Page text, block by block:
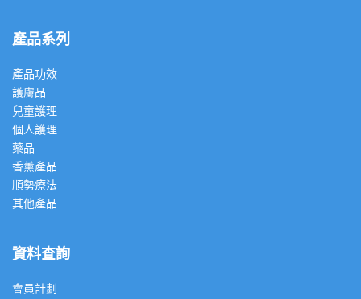
產品系列
產品功效
護膚品
兒童護理
個人護理
藥品
香薰產品
順勢療法
其他產品
資料查詢
會員計劃